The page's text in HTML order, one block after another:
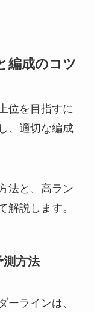
編成のコツ
位を目指すに
、適切な編成
法と、高ラン
解説します。
測方法
ーラインは、